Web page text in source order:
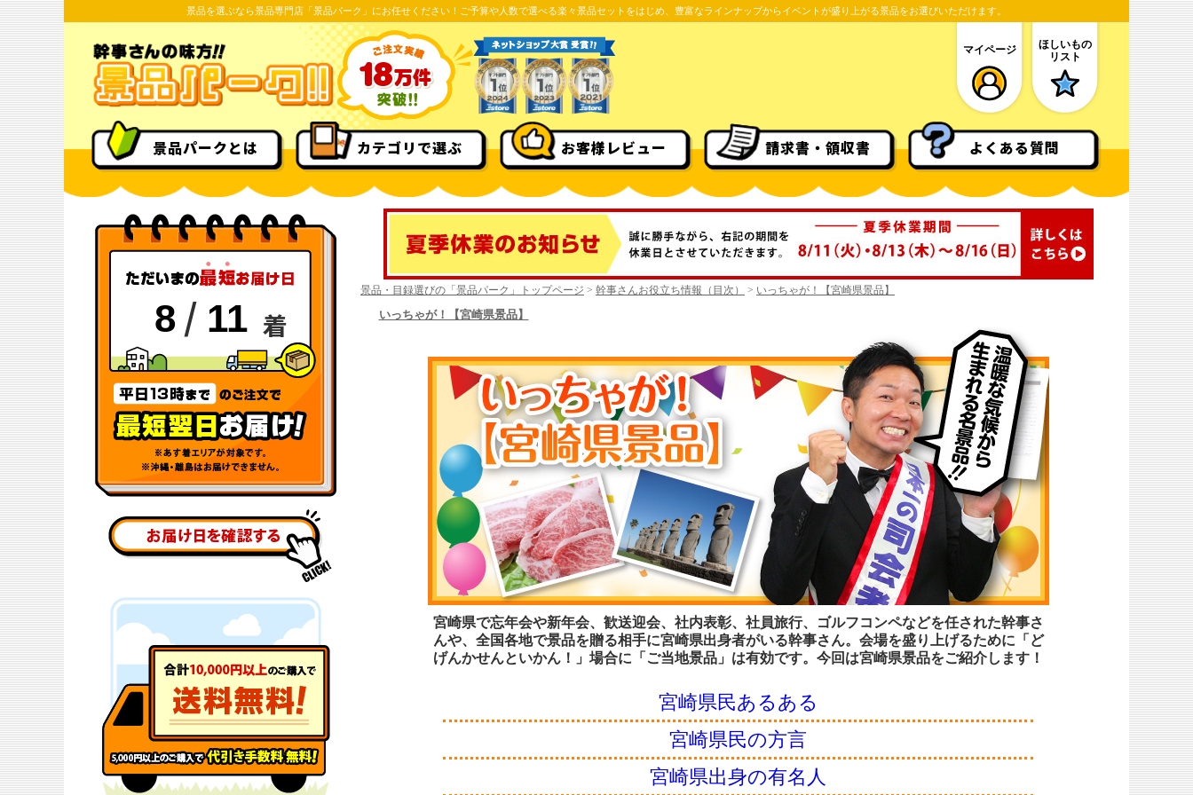
景品を選ぶなら景品専門店「景品パーク」にお任せください！ご予算や人数で選べる楽々景品セットをはじめ、豊富なラインナップからイベントが盛り上がる景品をお選びいただけます。
マイページ
ほしいもの
リスト
景品パークとは カテゴリで選ぶ お客様レビュー 請求書・領収書 よくある質問
8 / 11 着
景品・目録選びの「景品パーク」トップページ > 幹事さんお役立ち情報（目次） > いっちゃが！【宮崎県景品】
いっちゃが！【宮崎県景品】
宮崎県で忘年会や新年会、歓送迎会、社内表彰、社員旅行、ゴルフコンペなどを任された幹事さ
んや、全国各地で景品を贈る相手に宮崎県出身者がいる幹事さん。会場を盛り上げるために「ど
げんかせんといかん！」場合に「ご当地景品」は有効です。今回は宮崎県景品をご紹介します！
宮崎県民あるある
宮崎県民の方言
宮崎県出身の有名人